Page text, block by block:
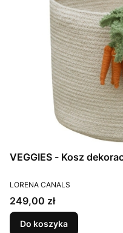
VEGGIES - Kosz
PRODUCENT
LORENA CANALS
Cena
249,00 zł
Do koszyka